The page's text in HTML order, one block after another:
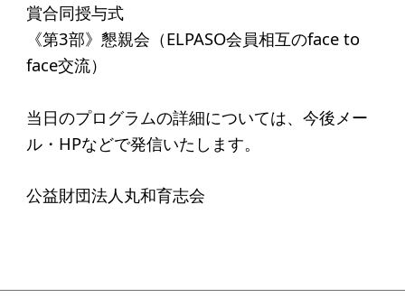
事業方針
募集要項
丸和育志会の考える
ソーシャルビジネス
賞合同授与式
《第3部》懇親会（ELPASO会員相互のface to
face交流）
当日のプログラムの詳細については、今後メー
ル・HPなどで発信いたします。
公益財団法人丸和育志会